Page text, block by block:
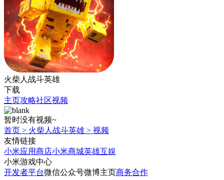
火柴人战斗英雄
下载
主页攻略社区视频
暂时没有视频~
首页 > 火柴人战斗英雄 > 视频
友情链接
小米应用商店小米商城英雄互娱
小米游戏中心
开发者平台微信公众号微博主页商务合作